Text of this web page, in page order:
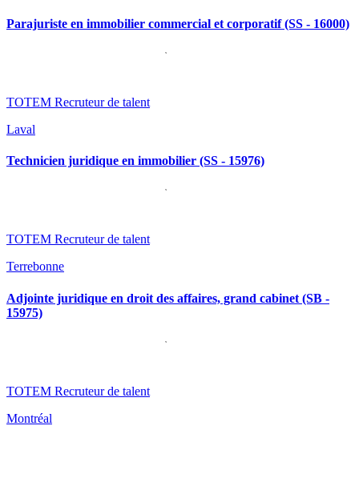
Parajuriste en immobilier commercial et corporatif (SS - 16000)
TOTEM Recruteur de talent
Laval
Technicien juridique en immobilier (SS - 15976)
TOTEM Recruteur de talent
Terrebonne
Adjointe juridique en droit des affaires, grand cabinet (SB -
15975)
TOTEM Recruteur de talent
Montréal